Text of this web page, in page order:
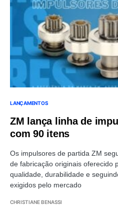
LANÇAMENTOS
ZM lança linha de
com 90 itens
Os impulsores de partida ZM
de fabricação originais oferecido
qualidade, durabilidade e
exigidos pelo mercado
CHRISTIANE BENASSI